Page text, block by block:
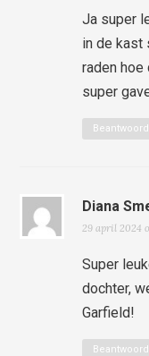
Ja super
in de kast
raden
super
Diana
29 april 2024
Super
dochter,
Garfield!